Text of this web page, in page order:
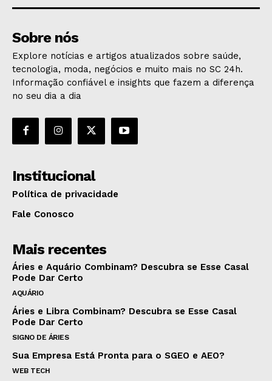
Sobre nós
Explore notícias e artigos atualizados sobre saúde,
tecnologia, moda, negócios e muito mais no SC 24h.
Informação confiável e insights que fazem a diferença
no seu dia a dia
Institucional
Política de privacidade
Fale Conosco
Mais recentes
Áries e Aquário Combinam? Descubra se Esse Casal
Pode Dar Certo
AQUÁRIO
Áries e Libra Combinam? Descubra se Esse Casal
Pode Dar Certo
SIGNO DE ÁRIES
Sua Empresa Está Pronta para o SGEO e AEO?
WEB TECH